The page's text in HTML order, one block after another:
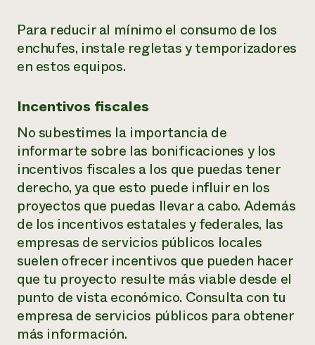
Para reducir al mínimo el consumo de los
enchufes, instale regletas y temporizadores
en estos equipos.
Incentivos fiscales
No subestimes la importancia de
informarte sobre las bonificaciones y los
incentivos fiscales a los que puedas tener
derecho, ya que esto puede influir en los
proyectos que puedas llevar a cabo. Además
de los incentivos estatales y federales, las
empresas de servicios públicos locales
suelen ofrecer incentivos que pueden hacer
que tu proyecto resulte más viable desde el
punto de vista económico. Consulta con tu
empresa de servicios públicos para obtener
más información.